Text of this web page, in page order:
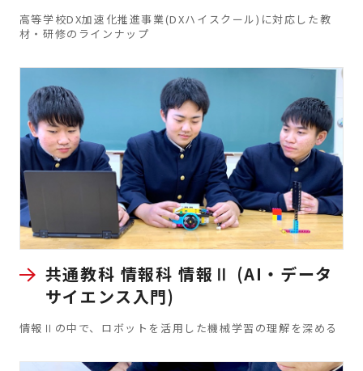
高等学校DX加速化推進事業(DXハイスクール)に対応した教
材・研修のラインナップ
共通教科 情報科 情報Ⅱ (AI・データ
サイエンス入門)
情報Ⅱの中で、ロボットを活用した機械学習の理解を深める